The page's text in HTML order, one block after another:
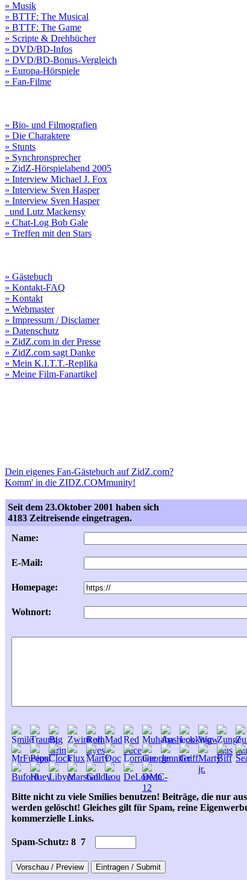
» Musik
» BTTF: The Musical
» BTTF: The Game
» Scripte & Drehbücher
» DVD/BD-Infos
» DVD/BD-Bonus-Vergleich
» Europa-Hörspiele
» Fan-Filme
» Bio- und Filmografien
» Die Charaktere
» Stunts
» Synchronsprecher
» ZidZ-Hörspielabend 2005
» Interview Michael J. Fox
» Interview Sven Hasper
» Interview Sven Hasper
und Lutz Mackensy
» Chat-Log Bob Gale
» Treffen mit den Stars
» Gästebuch
» Kontakt-FAQ
» Kontakt
» Webmaster
» Impressum / Disclamer
» Datenschutz
» ZidZ.com in der Presse
» ZidZ.com sagt Danke
» Mein K.I.T.T.-Replika
» Meine Film-Fanartikel
Dein eigenes Fan-Gästebuch auf ZidZ.com?
Komm' in die ZIDZ.COMmunity!
Seit dem 23.Oktober 2001 haben sich
4183 Zeitreisende eingetragen.
Name:
E-Mail:
Homepage:
Wohnort:
Bitte nicht zu viele Smilies benutzen! Beiträge, die nur
werden gelöscht! Gleiches gilt für Spam, reine
kommerzielle Links.
Spam-Schutz: 8 7